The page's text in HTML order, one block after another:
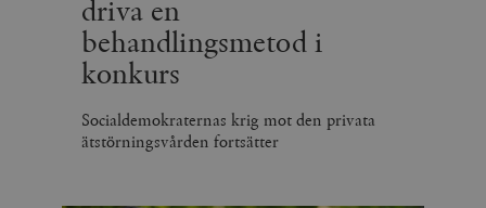
driva en
behandlingsmetod i
konkurs
Socialdemokraternas krig mot den privata
ätstörningsvården fortsätter